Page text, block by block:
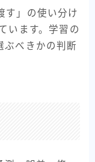
す」の使い分け
います。学習の
ぶべきかの判断